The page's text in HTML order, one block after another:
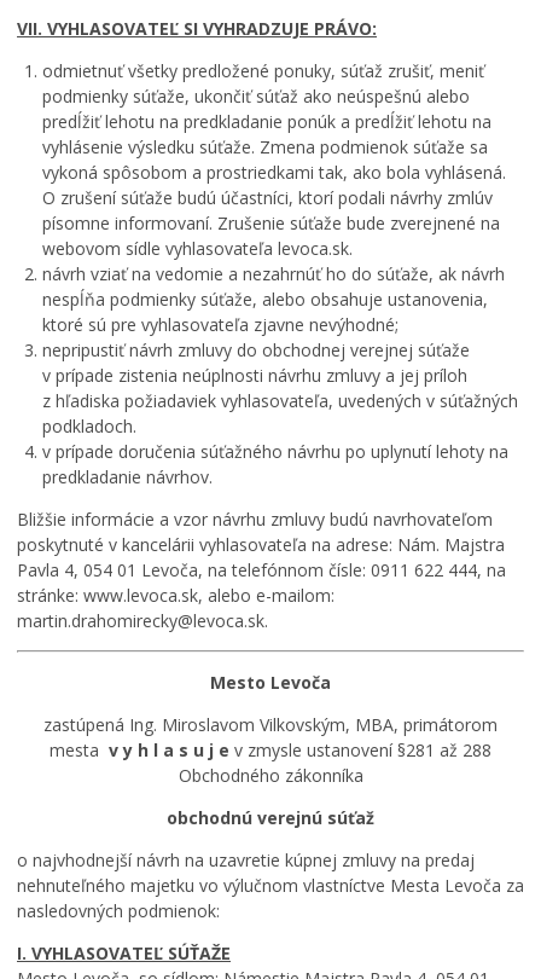
VII. VYHLASOVATEĽ SI VYHRADZUJE PRÁVO:
odmietnuť všetky predložené ponuky, súťaž zrušiť, meniť
podmienky súťaže, ukončiť súťaž ako neúspešnú alebo
predĺžiť lehotu na predkladanie ponúk a predĺžiť lehotu na
vyhlásenie výsledku súťaže. Zmena podmienok súťaže sa
vykoná spôsobom a prostriedkami tak, ako bola vyhlásená.
O zrušení súťaže budú účastníci, ktorí podali návrhy zmlúv
písomne informovaní. Zrušenie súťaže bude zverejnené na
webovom sídle vyhlasovateľa levoca.sk.
návrh vziať na vedomie a nezahrnúť ho do súťaže, ak návrh
nespĺňa podmienky súťaže, alebo obsahuje ustanovenia,
ktoré sú pre vyhlasovateľa zjavne nevýhodné;
nepripustiť návrh zmluvy do obchodnej verejnej súťaže
v prípade zistenia neúplnosti návrhu zmluvy a jej príloh
z hľadiska požiadaviek vyhlasovateľa, uvedených v súťažných
podkladoch.
v prípade doručenia súťažného návrhu po uplynutí lehoty na
predkladanie návrhov.
Bližšie informácie a vzor návrhu zmluvy budú navrhovateľom
poskytnuté v kancelárii vyhlasovateľa na adrese: Nám. Majstra
Pavla 4, 054 01 Levoča, na telefónnom čísle: 0911 622 444, na
stránke: www.levoca.sk, alebo e-mailom:
martin.drahomirecky@levoca.sk.
Mesto Levoča
zastúpená Ing. Miroslavom Vilkovským, MBA, primátorom
mesta v y h l a s u j e v zmysle ustanovení §281 až 288
Obchodného zákonníka
obchodnú verejnú súťaž
o najvhodnejší návrh na uzavretie kúpnej zmluvy na predaj
nehnuteľného majetku vo výlučnom vlastníctve Mesta Levoča za
nasledovných podmienok:
I. VYHLASOVATEĽ SÚŤAŽE